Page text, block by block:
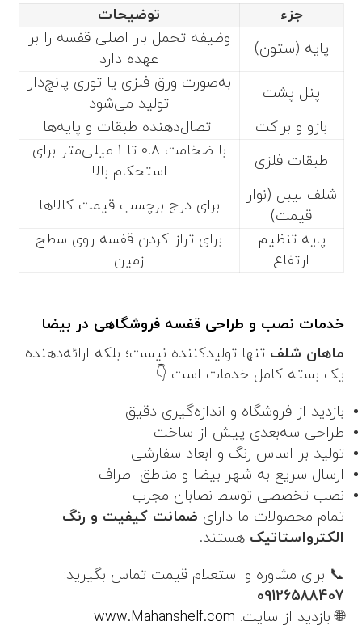
جزء
توضیحات
پایه (ستون)
وظیفه تحمل بار اصلی قفسه را بر
عهده دارد
پنل پشت
به‌صورت ورق فلزی یا توری پانچ‌دار
تولید می‌شود
بازو و براکت
اتصال‌دهنده طبقات و پایه‌ها
طبقات فلزی
با ضخامت 0.8 تا 1 میلی‌متر برای
استحکام بالا
شلف لیبل (نوار
قیمت)
برای درج برچسب قیمت کالاها
پایه تنظیم
ارتفاع
برای تراز کردن قفسه روی سطح
زمین
خدمات نصب و طراحی قفسه فروشگاهی در بیضا
ماهان شلف تنها تولیدکننده نیست؛ بلکه ارائه‌دهنده
یک بسته کامل خدمات است 👇
بازدید از فروشگاه و اندازه‌گیری دقیق
طراحی سه‌بعدی پیش از ساخت
تولید بر اساس رنگ و ابعاد سفارشی
ارسال سریع به شهر بیضا و مناطق اطراف
نصب تخصصی توسط نصابان مجرب
تمام محصولات ما دارای ضمانت کیفیت و رنگ
الکترواستاتیک هستند.
📞 برای مشاوره و استعلام قیمت تماس بگیرید:
09126588407
🌐 بازدید از سایت: www.Mahanshelf.com